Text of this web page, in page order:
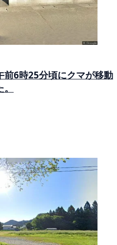
前6時25分頃にクマが移動